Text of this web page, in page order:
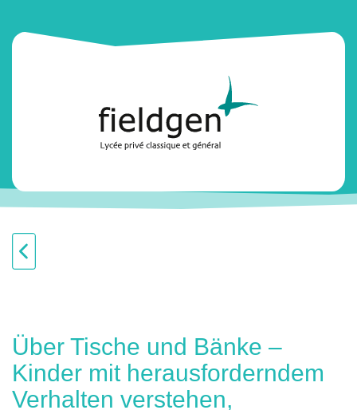
Über Tische und Bänke –
Kinder mit herausforderndem
Verhalten verstehen,